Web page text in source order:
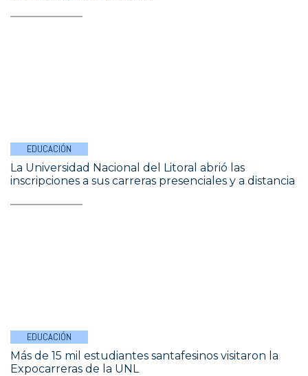
EDUCACIÓN
La Universidad Nacional del Litoral abrió las
inscripciones a sus carreras presenciales y a distancia
EDUCACIÓN
Más de 15 mil estudiantes santafesinos visitaron la
Expocarreras de la UNL